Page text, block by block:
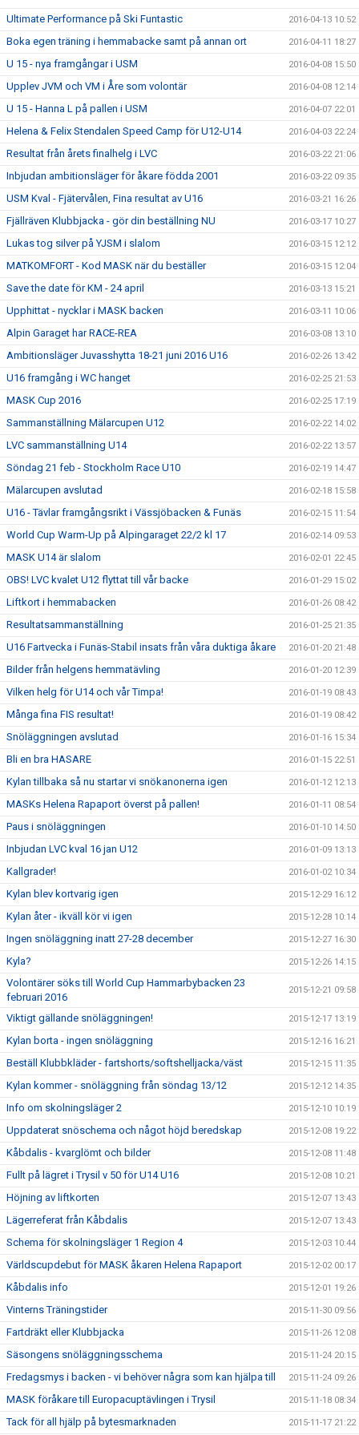
Ultimate Performance på Ski Funtastic 2016-04-13 10:52
Boka egen träning i hemmabacke samt på annan ort 2016-04-11 18:27
U 15 - nya framgångar i USM 2016-04-08 15:50
Upplev JVM och VM i Åre som volontär 2016-04-08 12:14
U 15 - Hanna L på pallen i USM 2016-04-07 22:01
Helena & Felix Stendalen Speed Camp för U12-U14 2016-04-03 22:24
Resultat från årets finalhelg i LVC 2016-03-22 21:06
Inbjudan ambitionsläger för åkare födda 2001 2016-03-22 09:35
USM Kval - Fjätervålen, Fina resultat av U16 2016-03-21 16:26
Fjällräven Klubbjacka - gör din beställning NU 2016-03-17 10:27
Lukas tog silver på YJSM i slalom 2016-03-15 12:12
MATKOMFORT - Kod MASK när du beställer 2016-03-15 12:04
Save the date för KM - 24 april 2016-03-13 15:21
Upphittat - nycklar i MASK backen 2016-03-11 10:06
Alpin Garaget har RACE-REA 2016-03-08 13:10
Ambitionsläger Juvasshytta 18-21 juni 2016 U16 2016-02-26 13:42
U16 framgång i WC hanget 2016-02-25 21:53
MASK Cup 2016 2016-02-25 17:19
Sammanställning Mälarcupen U12 2016-02-22 14:02
LVC sammanställning U14 2016-02-22 13:57
Söndag 21 feb - Stockholm Race U10 2016-02-19 14:47
Mälarcupen avslutad 2016-02-18 15:58
U16 - Tävlar framgångsrikt i Vässjöbacken & Funäs 2016-02-15 11:54
World Cup Warm-Up på Alpingaraget 22/2 kl 17 2016-02-14 09:53
MASK U14 är slalom 2016-02-01 22:45
OBS! LVC kvalet U12 flyttat till vår backe 2016-01-29 15:02
Liftkort i hemmabacken 2016-01-26 08:42
Resultatsammanställning 2016-01-25 21:35
U16 Fartvecka i Funäs-Stabil insats från våra duktiga åkare 2016-01-20 21:48
Bilder från helgens hemmatävling 2016-01-20 12:39
Vilken helg för U14 och vår Timpa! 2016-01-19 08:43
Många fina FIS resultat! 2016-01-19 08:42
Snöläggningen avslutad 2016-01-16 15:34
Bli en bra HASARE 2016-01-15 22:51
Kylan tillbaka så nu startar vi snökanonerna igen 2016-01-12 12:13
MASKs Helena Rapaport överst på pallen! 2016-01-11 08:54
Paus i snöläggningen 2016-01-10 14:50
Inbjudan LVC kval 16 jan U12 2016-01-09 13:13
Kallgrader! 2016-01-02 10:34
Kylan blev kortvarig igen 2015-12-29 16:12
Kylan åter - ikväll kör vi igen 2015-12-28 10:14
Ingen snöläggning inatt 27-28 december 2015-12-27 16:30
Kyla? 2015-12-26 14:15
Volontärer söks till World Cup Hammarbybacken 23
februari 2016
2015-12-21 09:58
Viktigt gällande snöläggningen! 2015-12-17 13:19
Kylan borta - ingen snöläggning 2015-12-16 16:21
Beställ Klubbkläder - fartshorts/softshelljacka/väst 2015-12-15 11:35
Kylan kommer - snöläggning från söndag 13/12 2015-12-12 14:35
Info om skolningsläger 2 2015-12-10 10:19
Uppdaterat snöschema och något höjd beredskap 2015-12-08 19:22
Kåbdalis - kvarglömt och bilder 2015-12-08 11:48
Fullt på lägret i Trysil v 50 för U14 U16 2015-12-08 10:21
Höjning av liftkorten 2015-12-07 13:43
Lägerreferat från Kåbdalis 2015-12-07 13:43
Schema för skolningsläger 1 Region 4 2015-12-03 10:44
Världscupdebut för MASK åkaren Helena Rapaport 2015-12-02 00:17
Kåbdalis info 2015-12-01 19:26
Vinterns Träningstider 2015-11-30 09:56
Fartdräkt eller Klubbjacka 2015-11-26 12:08
Säsongens snöläggningsschema 2015-11-24 20:15
Fredagsmys i backen - vi behöver några som kan hjälpa till 2015-11-24 09:26
MASK föråkare till Europacuptävlingen i Trysil 2015-11-18 08:34
Tack för all hjälp på bytesmarknaden 2015-11-17 21:22